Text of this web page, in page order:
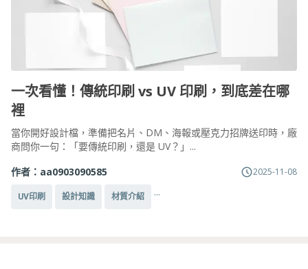
一次看懂！傳統印刷 vs UV 印刷，到底差在哪
裡
當你開好設計檔，準備把名片、DM、海報或壓克力招牌送印時，廠
商問你一句：「要傳統印刷，還是 UV？」...
作者： aa0903090585 2025-11-08
UV印刷 設計知識 材質介紹 ...